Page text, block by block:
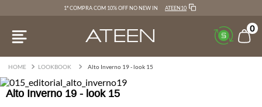
1ª COMPRA COM 10% OFF NO NEW IN ATEEN10
0
LOOKBOOK Alto Inverno 19 - look 15
Alto Inverno 19 - look 15